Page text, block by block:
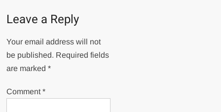
Leave a Reply
Your email address will not
be published. Required fields
are marked*
Comment*